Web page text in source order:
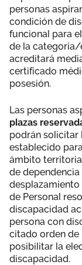
personas
condición de
funcional para
de la categoría/
acreditará
certificado
posesión.
Las personas
plazas
podrán solicitar
establecido
ámbito
de
desplazamiento
de Personal
discapacidad
persona con
citado orden de
posibilitar la
discapacidad.